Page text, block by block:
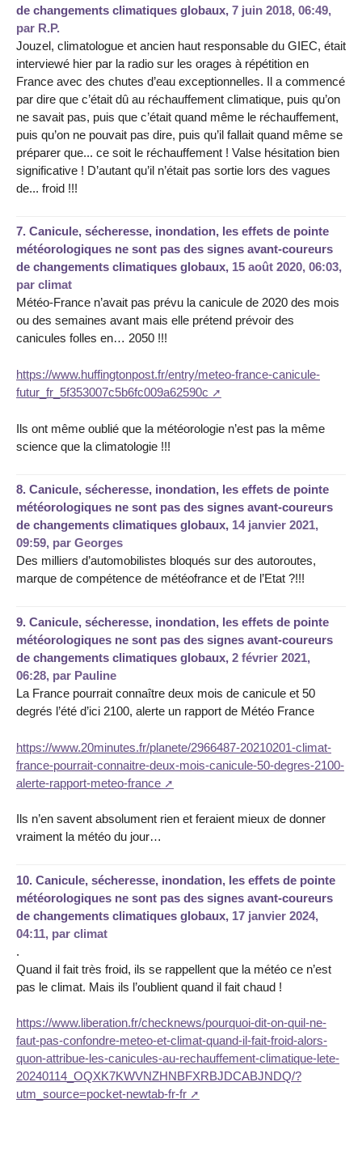
de changements climatiques globaux, 7 juin 2018, 06:49,
par R.P.
Jouzel, climatologue et ancien haut responsable du GIEC, était
interviewé hier par la radio sur les orages à répétition en
France avec des chutes d’eau exceptionnelles. Il a commencé
par dire que c’était dû au réchauffement climatique, puis qu’on
ne savait pas, puis que c’était quand même le réchauffement,
puis qu’on ne pouvait pas dire, puis qu’il fallait quand même se
préparer que... ce soit le réchauffement ! Valse hésitation bien
significative ! D’autant qu’il n’était pas sortie lors des vagues
de... froid !!!
7. Canicule, sécheresse, inondation, les effets de pointe
météorologiques ne sont pas des signes avant-coureurs
de changements climatiques globaux, 15 août 2020, 06:03,
par climat
Météo-France n’avait pas prévu la canicule de 2020 des mois
ou des semaines avant mais elle prétend prévoir des
canicules folles en… 2050 !!!
https://www.huffingtonpost.fr/entry/meteo-france-canicule-
futur_fr_5f353007c5b6fc009a62590c
Ils ont même oublié que la météorologie n’est pas la même
science que la climatologie !!!
8. Canicule, sécheresse, inondation, les effets de pointe
météorologiques ne sont pas des signes avant-coureurs
de changements climatiques globaux, 14 janvier 2021,
09:59, par Georges
Des milliers d’automobilistes bloqués sur des autoroutes,
marque de compétence de météofrance et de l’Etat ?!!!
9. Canicule, sécheresse, inondation, les effets de pointe
météorologiques ne sont pas des signes avant-coureurs
de changements climatiques globaux, 2 février 2021,
06:28, par Pauline
La France pourrait connaître deux mois de canicule et 50
degrés l’été d’ici 2100, alerte un rapport de Météo France
https://www.20minutes.fr/planete/2966487-20210201-climat-
france-pourrait-connaitre-deux-mois-canicule-50-degres-2100-
alerte-rapport-meteo-france
Ils n’en savent absolument rien et feraient mieux de donner
vraiment la météo du jour…
10. Canicule, sécheresse, inondation, les effets de pointe
météorologiques ne sont pas des signes avant-coureurs
de changements climatiques globaux, 17 janvier 2024,
04:11, par climat
.
Quand il fait très froid, ils se rappellent que la météo ce n’est
pas le climat. Mais ils l’oublient quand il fait chaud !
https://www.liberation.fr/checknews/pourquoi-dit-on-quil-ne-
faut-pas-confondre-meteo-et-climat-quand-il-fait-froid-alors-
quon-attribue-les-canicules-au-rechauffement-climatique-lete-
20240114_OQXK7KWVNZHNBFXRBJDCABJNDQ/?
utm_source=pocket-newtab-fr-fr